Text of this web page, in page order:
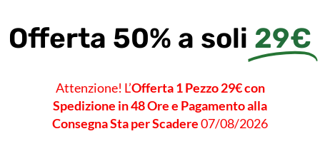
Offerta 50% a soli 29€
Attenzione! L’Offerta 1 Pezzo 29€ con
Spedizione in 48 Ore e Pagamento alla
Consegna Sta per Scadere07/08/2026